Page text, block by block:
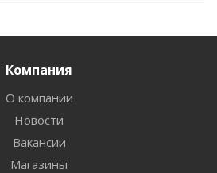
Компания
О компании
Новости
Вакансии
Магазины